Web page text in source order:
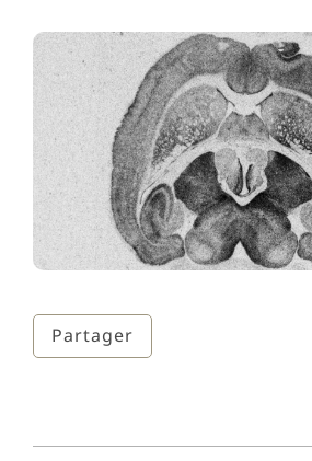
Partager